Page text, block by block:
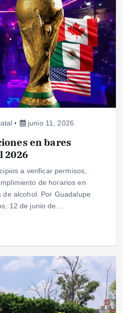
junio 11, 2026
en bares
2026
a verificar permisos,
de horarios en
alcohol. Por Guadalupe
12 de junio de…